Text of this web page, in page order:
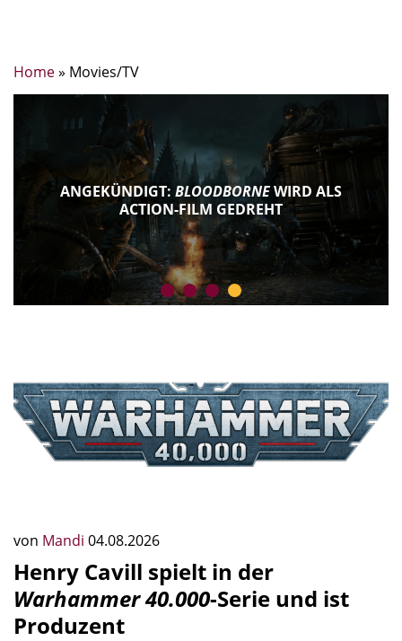
Home» Movies/TV
ANGEKÜNDIGT: BLOODBORNEWIRD ALS
ACTION-FILM GEDREHT
von Mandi 04.08.2026
Henry Cavill spielt in der
Warhammer 40.000-Serie und ist
Produzent